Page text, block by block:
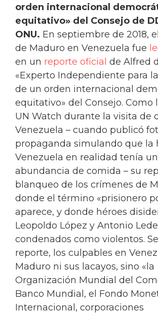
orden internacional
equitativo» del Consejo de
ONU. En septiembre de 2018,
de Maduro en Venezuela fue
en un reporte oficial de Alfred
«Experto Independiente para
de un orden internacional
equitativo» del Consejo. Como
UN Watch durante la visita de
Venezuela – cuando publicó
propaganda simulando que la
Venezuela en realidad tenía
abundancia de comida – su
blanqueo de los crímenes de
donde el término «prisionero
aparece, y donde héroes
Leopoldo López y Antonio
condenados como violentos.
reporte, los culpables en
Maduro ni sus lacayos, sino «la
Organización Mundial del
Banco Mundial, el Fondo
Internacional, corporaciones